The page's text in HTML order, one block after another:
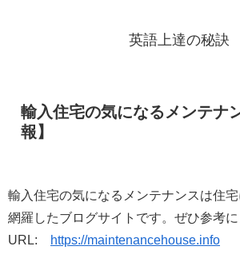
英語上達の秘訣
輸入住宅の気になるメンテナ
報】
輸入住宅の気になるメンテナンスは住
網羅したブログサイトです。ぜひ参考に
URL:
https://maintenancehouse.info